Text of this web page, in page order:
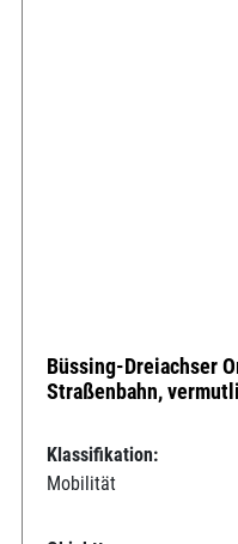
Büssing-Dreiachser
Straßenbahn,
Klassifikation:
Mobilität